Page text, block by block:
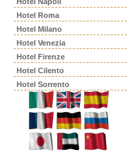
Hotel Roma
Hotel Milano
Hotel Venezia
Hotel Firenze
Hotel Cilento
Hotel Sorrento